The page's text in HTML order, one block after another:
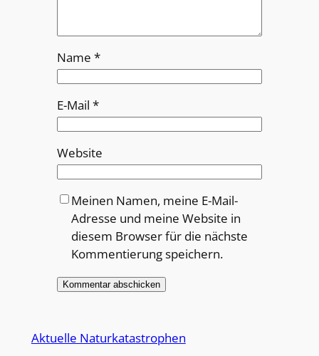
Name *
E-Mail *
Website
Meinen Namen, meine E-Mail-
Adresse und meine Website in
diesem Browser für die nächste
Kommentierung speichern.
Aktuelle Naturkatastrophen